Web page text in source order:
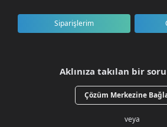
Siparişlerim
Aklınıza takılan bir
Çözüm Merkezine
veya